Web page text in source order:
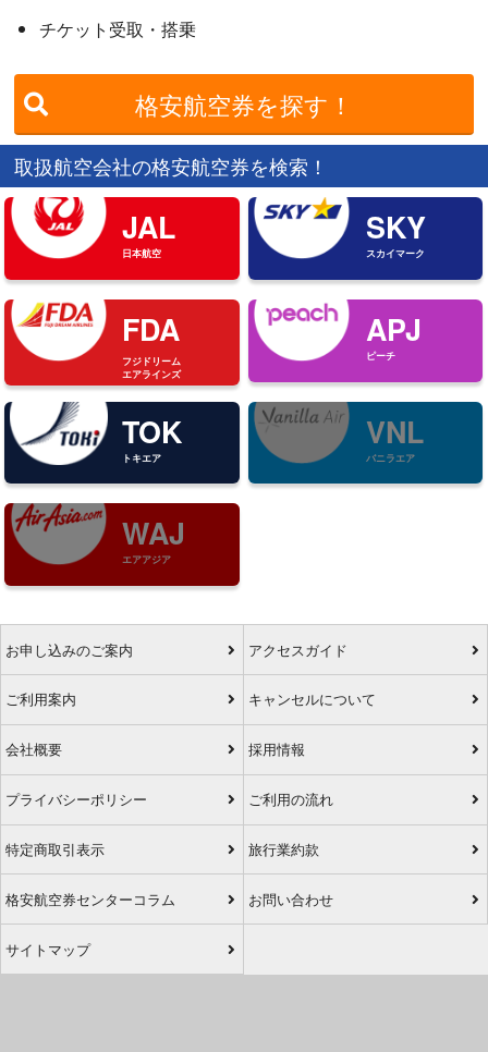
チケット受取・搭乗
格安航空券を探す！
取扱航空会社の格安航空券を検索！
JAL
日本航空
SKY
スカイマーク
FDA
フジドリーム
エアラインズ
APJ
ピーチ
TOK
トキエア
VNL
バニラエア
WAJ
エアアジア
お申し込みのご案内 アクセスガイド
ご利用案内 キャンセルについて
会社概要 採用情報
プライバシーポリシー ご利用の流れ
特定商取引表示 旅行業約款
格安航空券センターコラム お問い合わせ
サイトマップ